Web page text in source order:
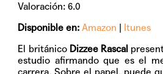
Valoración: 6.0
Disponible en: Amazon
Itunes
El británico Dizzee Rascal
estudio afirmando que es el